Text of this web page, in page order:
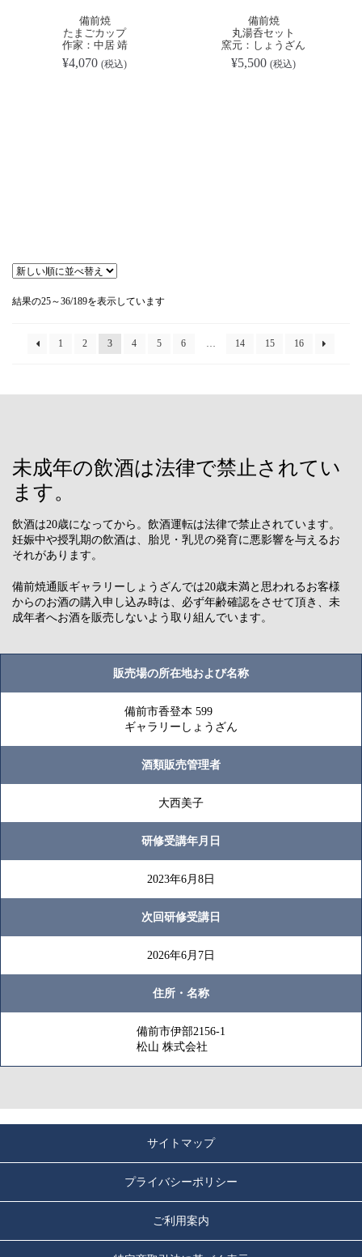
備前焼
たまごカップ
作家：中居 靖
¥4,070 (税込)
備前焼
丸湯呑セット
窯元：しょうざん
¥5,500 (税込)
結果の25～36/189を表示しています新
1 2 3 4 5 6 … 14 15 16
未成年の飲酒は法律で禁止されてい
ます。
飲酒は20歳になってから。飲酒運転は法律で禁止されています。
妊娠中や授乳期の飲酒は、胎児・乳児の発育に悪影響を与えるお
それがあります。
備前焼通販ギャラリーしょうざんでは20歳未満と思われるお客様
からのお酒の購入申し込み時は、必ず年齢確認をさせて頂き、未
成年者へお酒を販売しないよう取り組んでいます。
販売場の所在地および名称
備前市香登本 599
ギャラリーしょうざん
酒類販売管理者
大西美子
研修受講年月日
2023年6月8日
次回研修受講日
2026年6月7日
住所・名称
備前市伊部2156-1
松山 株式会社
サイトマップ
プライバシーポリシー
ご利用案内